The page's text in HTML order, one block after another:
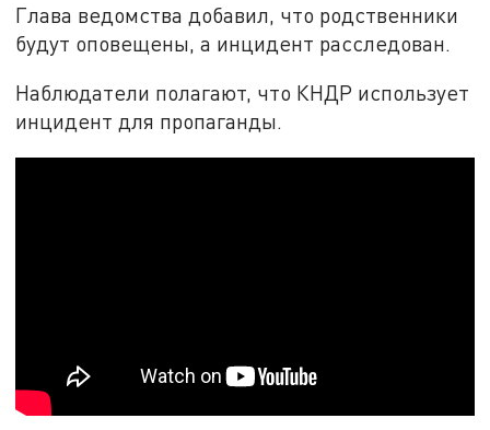
Глава ведомства добавил, что родственники
будут оповещены, а инцидент расследован.
Наблюдатели полагают, что КНДР использует
инцидент для пропаганды.